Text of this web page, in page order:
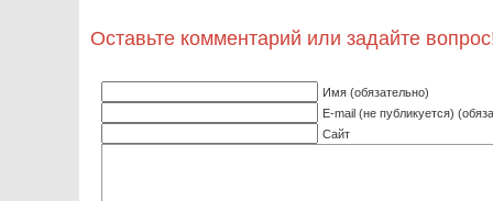
Оставьте комментарий или задайте
Имя (обязательно)
E-mail (не публикуется)
Сайт